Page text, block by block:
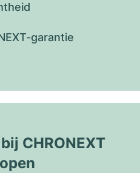
garantie
CHRONEXT